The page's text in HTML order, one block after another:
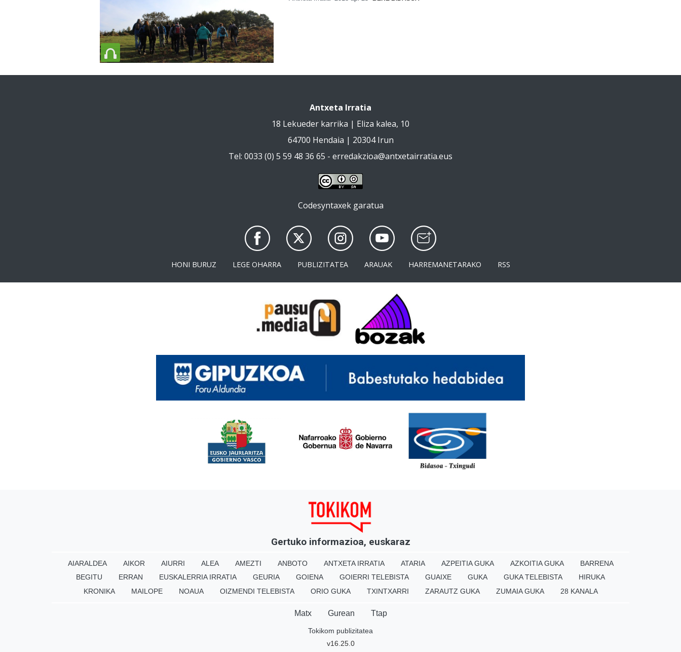
Antxeta Irratia
18 Lekueder karrika | Eliza kalea, 10
64700 Hendaia | 20304 Irun
Tel: 0033 (0) 5 59 48 36 65 - erredakzioa@antxetairratia.eus
Codesyntaxek garatua
HONI BURUZ LEGE OHARRA PUBLIZITATEA ARAUAK HARREMANETARAKO RSS
Gertuko informazioa, euskaraz
AIARALDEA AIKOR AIURRI ALEA AMEZTI ANBOTO ANTXETA IRRATIA ATARIA AZPEITIA GUKA AZKOITIA GUKA
BARRENA
BEGITU
ERRAN EUSKALERRIA IRRATIA GEURIA GOIENA GOIERRI TELEBISTA GUAIXE GUKA GUKA TELEBISTA
HIRUKA
KRONIKA
MAILOPE NOAUA OIZMENDI TELEBISTA ORIO GUKA TXINTXARRI ZARAUTZ GUKA ZUMAIA GUKA 28 KANALA
Matx Gurean Ttap
Tokikom publizitatea
v16.25.0